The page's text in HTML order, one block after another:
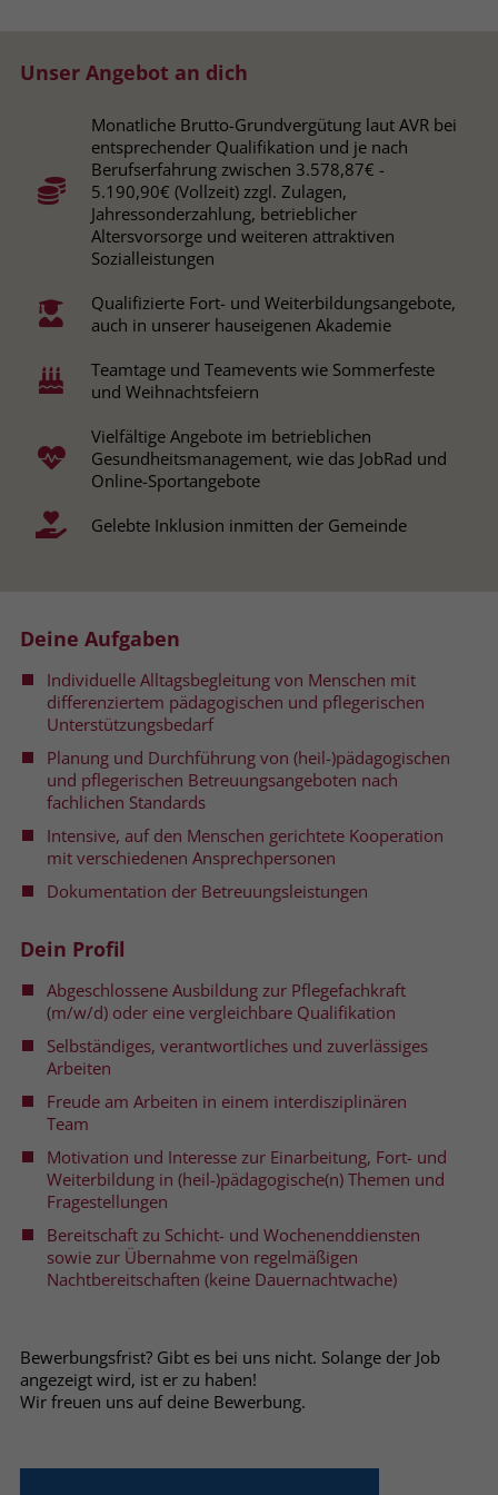
Unser Angebot an dich
Monatliche Brutto-Grundvergütung laut AVR bei
entsprechender Qualifikation und je nach
Berufserfahrung zwischen 3.578,87€ -
5.190,90€ (Vollzeit) zzgl. Zulagen,
Jahressonderzahlung, betrieblicher
Altersvorsorge und weiteren attraktiven
Sozialleistungen
Qualifizierte Fort- und Weiterbildungsangebote,
auch in unserer hauseigenen Akademie
Teamtage und Teamevents wie Sommerfeste
und Weihnachtsfeiern
Vielfältige Angebote im betrieblichen
Gesundheitsmanagement, wie das JobRad und
Online-Sportangebote
Gelebte Inklusion inmitten der Gemeinde
Deine Aufgaben
Individuelle Alltagsbegleitung von Menschen mit
differenziertem pädagogischen und pflegerischen
Unterstützungsbedarf
Planung und Durchführung von (heil-)pädagogischen
und pflegerischen Betreuungsangeboten nach
fachlichen Standards
Intensive, auf den Menschen gerichtete Kooperation
mit verschiedenen Ansprechpersonen
Dokumentation der Betreuungsleistungen
Dein Profil
Abgeschlossene Ausbildung zur Pflegefachkraft
(m/w/d) oder eine vergleichbare Qualifikation
Selbständiges, verantwortliches und zuverlässiges
Arbeiten
Freude am Arbeiten in einem interdisziplinären
Team
Motivation und Interesse zur Einarbeitung, Fort- und
Weiterbildung in (heil-)pädagogische(n) Themen und
Fragestellungen
Bereitschaft zu Schicht- und Wochenenddiensten
sowie zur Übernahme von regelmäßigen
Nachtbereitschaften (keine Dauernachtwache)
Bewerbungsfrist? Gibt es bei uns nicht. Solange der Job
angezeigt wird, ist er zu haben!
Wir freuen uns auf deine Bewerbung.
Laufzeit Session
Zweck
Behält die Zustände des Benutzers bei
allen Seitenanfragen bei.
cookie_optin
www.stiftung-liebenau.de
Laufzeit 1 Monat
Zweck
Behält die Zustimmung des Benutzers
zum Cookie Opt-In
Name __cf_bm
Laufzeit
Zweck
This cookie, set by Cloudflare, is used to
support Cloudflare Bot Management.
Name JSessionID
Laufzeit Session
Zweck
Dadurch wird gewährleistet, dass
derselben Website durchgeführt
werden, mit derselben
Benutzerkennung verknüpft werden.
_clsk
Laufzeit 1 Jahr
Microsoft Clarity setzt dieses Cookie,
zu speichern und in einer einzigen
Sitzungsaufzeichnung
zusammenzufassen.
Laufzeit 90 Tage
Zweck Enthält eine zufallsgenerierte User-ID.
Name _gcl_aw
Anbieter Google Ads
Laufzeit 90 Tage
Zweck
Dieses Cookie wird gesetzt, wenn ein
Es enthält Informationen darüber,
welche Werbeanzeige geklickt wurde,
Bestellungen oder Kontaktanfragen der
Name _gcl_dc
Anbieter Google Ads
Laufzeit 90 Tage
Zweck
Dieses Cookie wird gesetzt, wenn ein
Es enthält Informationen darüber,
welche Werbeanzeige geklickt wurde,
sodass erzielte Erfolge wie z.B.
Anzeige zugewiesen werden können.